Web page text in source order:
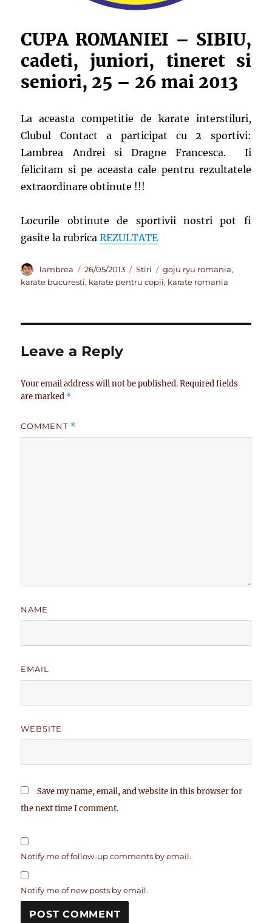
CUPA ROMANIEI – SIBIU,
cadeti, juniori, tineret si
seniori, 25 – 26 mai 2013
La aceasta competitie de karate interstiluri,
Clubul Contact a participat cu 2 sportivi:
Lambrea Andrei si Dragne Francesca. Ii
felicitam si pe aceasta cale pentru rezultatele
extraordinare obtinute !!!
Locurile obtinute de sportivii nostri pot fi
gasite la rubricaREZULTATE
Author
lambrea
Posted
on
26/05/2013 Categories
Stiri Tags
goju ryu romania,
karate bucuresti, karate pentru copii, karate romania
Leave a Reply
Your email address will not be published. Required fields
are marked *
COMMENT *
NAME
EMAIL
WEBSITE
Save my name, email, and website in this browser for
the next time I comment.
Notify me of follow-up comments by email.
Notify me of new posts by email.